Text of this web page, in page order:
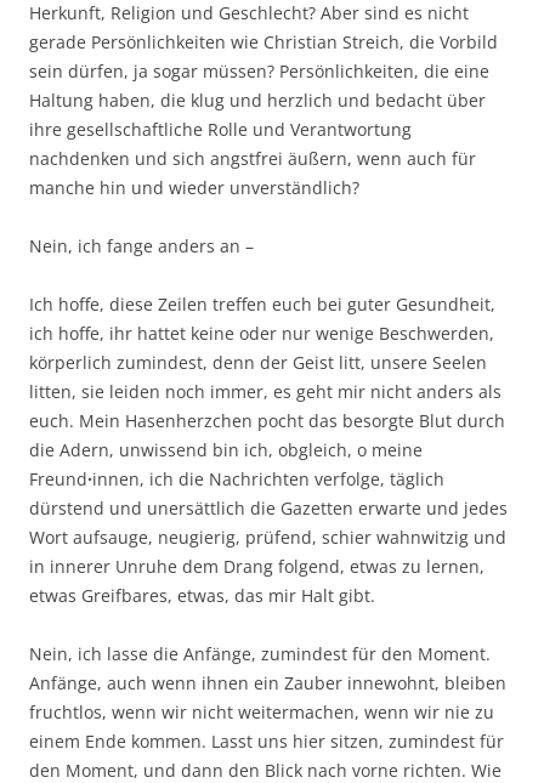
Herkunft, Religion und Geschlecht? Aber sind es nicht
gerade Persönlichkeiten wie Christian Streich, die Vorbild
sein dürfen, ja sogar müssen? Persönlichkeiten, die eine
Haltung haben, die klug und herzlich und bedacht über
ihre gesellschaftliche Rolle und Verantwortung
nachdenken und sich angstfrei äußern, wenn auch für
manche hin und wieder unverständlich?
Nein, ich fange anders an –
Ich hoffe, diese Zeilen treffen euch bei guter Gesundheit,
ich hoffe, ihr hattet keine oder nur wenige Beschwerden,
körperlich zumindest, denn der Geist litt, unsere Seelen
litten, sie leiden noch immer, es geht mir nicht anders als
euch. Mein Hasenherzchen pocht das besorgte Blut durch
die Adern, unwissend bin ich, obgleich, o meine
Freund·innen, ich die Nachrichten verfolge, täglich
dürstend und unersättlich die Gazetten erwarte und jedes
Wort aufsauge, neugierig, prüfend, schier wahnwitzig und
in innerer Unruhe dem Drang folgend, etwas zu lernen,
etwas Greifbares, etwas, das mir Halt gibt.
Nein, ich lasse die Anfänge, zumindest für den Moment.
Anfänge, auch wenn ihnen ein Zauber innewohnt, bleiben
fruchtlos, wenn wir nicht weitermachen, wenn wir nie zu
einem Ende kommen. Lasst uns hier sitzen, zumindest für
den Moment, und dann den Blick nach vorne richten. Wie